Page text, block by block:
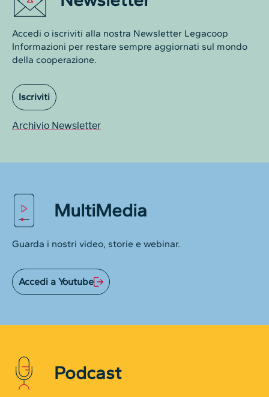
Accedi o iscriviti alla nostra Newsletter Legacoop
Informazioni per restare sempre aggiornati sul mondo
della cooperazione.
Iscriviti
Archivio Newsletter
MultiMedia
Guarda i nostri video, storie e webinar.
Accedi a Youtube
Podcast